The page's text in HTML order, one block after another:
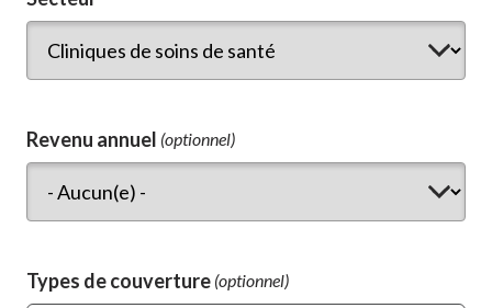
Revenu annuel (optionnel)
Types de couverture